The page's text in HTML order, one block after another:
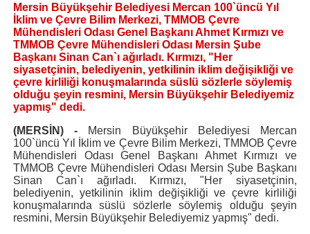
Mersin Büyükşehir Belediyesi Mercan 100`üncü Yıl
İklim ve Çevre Bilim Merkezi, TMMOB Çevre
Mühendisleri Odası Genel Başkanı Ahmet Kırmızı ve
TMMOB Çevre Mühendisleri Odası Mersin Şube
Başkanı Sinan Can`ı ağırladı. Kırmızı, "Her
siyasetçinin, belediyenin, yetkilinin iklim değişikliği ve
çevre kirliliği konuşmalarında süslü sözlerle söylemiş
olduğu şeyin resmini, Mersin Büyükşehir Belediyemiz
yapmış" dedi.
(MERSİN) - Mersin Büyükşehir Belediyesi Mercan
100`üncü Yıl İklim ve Çevre Bilim Merkezi, TMMOB Çevre
Mühendisleri Odası Genel Başkanı Ahmet Kırmızı ve
TMMOB Çevre Mühendisleri Odası Mersin Şube Başkanı
Sinan Can`ı ağırladı. Kırmızı, "Her siyasetçinin,
belediyenin, yetkilinin iklim değişikliği ve çevre kirliliği
konuşmalarında süslü sözlerle söylemiş olduğu şeyin
resmini, Mersin Büyükşehir Belediyemiz yapmış" dedi.